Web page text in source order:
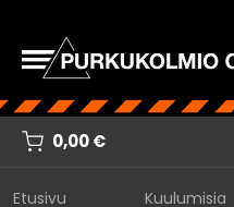
0,00€
Etusivu
Kuulumisia